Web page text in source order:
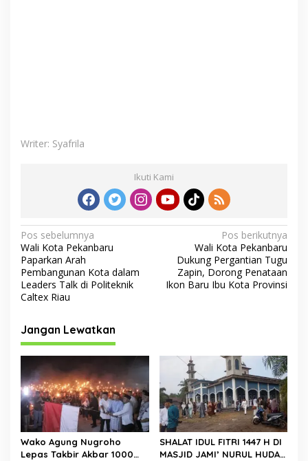
Writer: Syafrila
Ikuti Kami
N
a
v
i
a
s
i
p
o
s
Pos sebelumnya
Wali Kota Pekanbaru
Paparkan Arah
Pembangunan Kota dalam
Leaders Talk di Politeknik
Caltex Riau
Pos berikutnya
Wali Kota Pekanbaru
Dukung Pergantian Tugu
Zapin, Dorong Penataan
Ikon Baru Ibu Kota Provinsi
Jangan Lewatkan
Wako Agung Nugroho
Lepas Takbir Akbar 1000
SHALAT IDUL FITRI 1447 H DI
MASJID JAMI’ NURUL HUDA